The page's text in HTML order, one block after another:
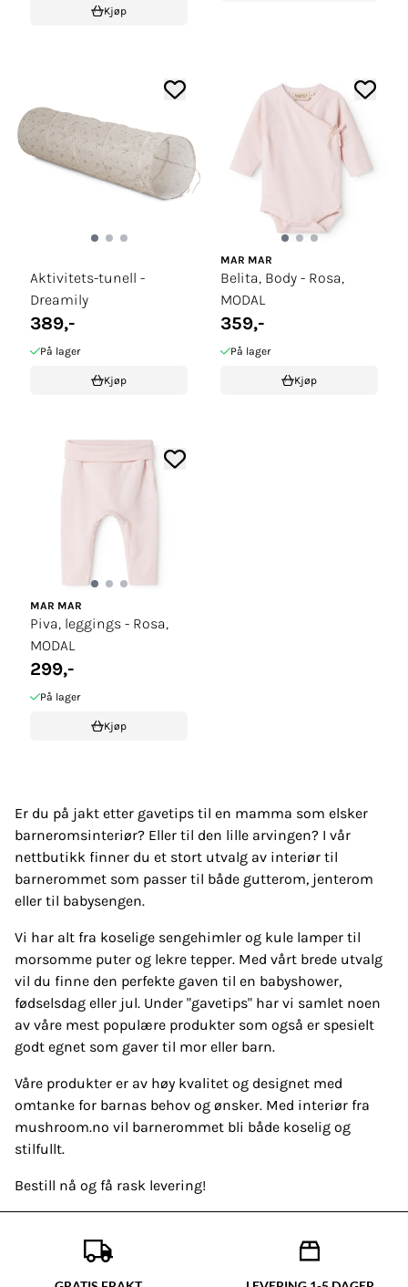
Kjøp
Aktivitets-tunell -
Dreamily
389,-
På lager
Kjøp
MAR MAR
Belita, Body - Rosa,
MODAL
359,-
På lager
Kjøp
MAR MAR
Piva, leggings - Rosa,
MODAL
299,-
På lager
Kjøp
Er du på jakt etter gavetips til en mamma som elsker
barneromsinteriør? Eller til den lille arvingen? I vår
nettbutikk finner du et stort utvalg av interiør til
barnerommet som passer til både gutterom, jenterom
eller til babysengen.
Vi har alt fra koselige sengehimler og kule lamper til
morsomme puter og lekre tepper. Med vårt brede utvalg
vil du finne den perfekte gaven til en babyshower,
fødselsdag eller jul. Under "gavetips" har vi samlet noen
av våre mest populære produkter som også er spesielt
godt egnet som gaver til mor eller barn.
Våre produkter er av høy kvalitet og designet med
omtanke for barnas behov og ønsker. Med interiør fra
mushroom.no vil barnerommet bli både koselig og
stilfullt.
Bestill nå og få rask levering!